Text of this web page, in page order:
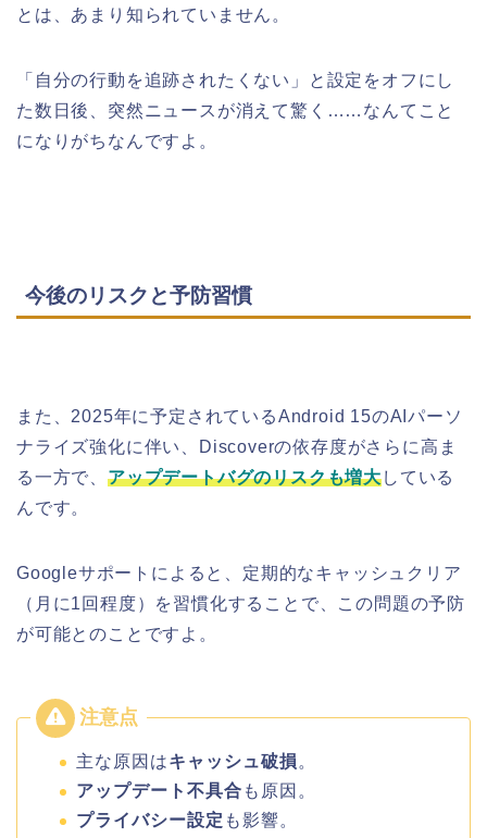
とは、あまり知られていません。
「自分の行動を追跡されたくない」と設定をオフにし
た数日後、突然ニュースが消えて驚く……なんてこと
になりがちなんですよ。
今後のリスクと予防習慣
また、2025年に予定されているAndroid 15のAIパーソ
ナライズ強化に伴い、Discoverの依存度がさらに高ま
る一方で、 アップデートバグのリスクも増大している
んです。
Googleサポートによると、定期的なキャッシュクリア
（月に1回程度）を習慣化することで、この問題の予防
が可能とのことですよ。
主な原因はキャッシュ破損。
アップデート不具合 も原因。
プライバシー設定 も影響。